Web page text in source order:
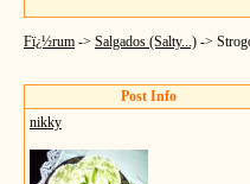
Fï¿½rum -> Salgados (Salty...) ->
Post Info
nikky